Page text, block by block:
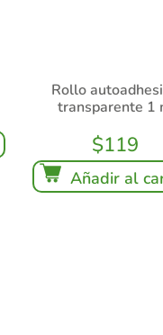
Rollo
transparente 1
$119
Añadir al